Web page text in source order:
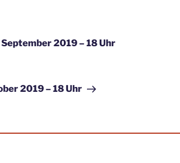
2019 – 18 Uhr
2019 – 18 Uhr